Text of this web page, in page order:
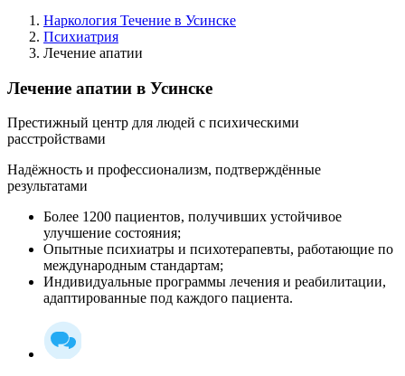
Наркология Течение в Усинске
Психиатрия
Лечение апатии
Лечение апатии в Усинске
Престижный центр для людей с психическими
расстройствами
Надёжность и профессионализм, подтверждённые
результатами
Более 1200 пациентов, получивших устойчивое
улучшение состояния;
Опытные психиатры и психотерапевты, работающие по
международным стандартам;
Индивидуальные программы лечения и реабилитации,
адаптированные под каждого пациента.